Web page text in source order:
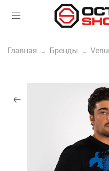
Главная Бренды